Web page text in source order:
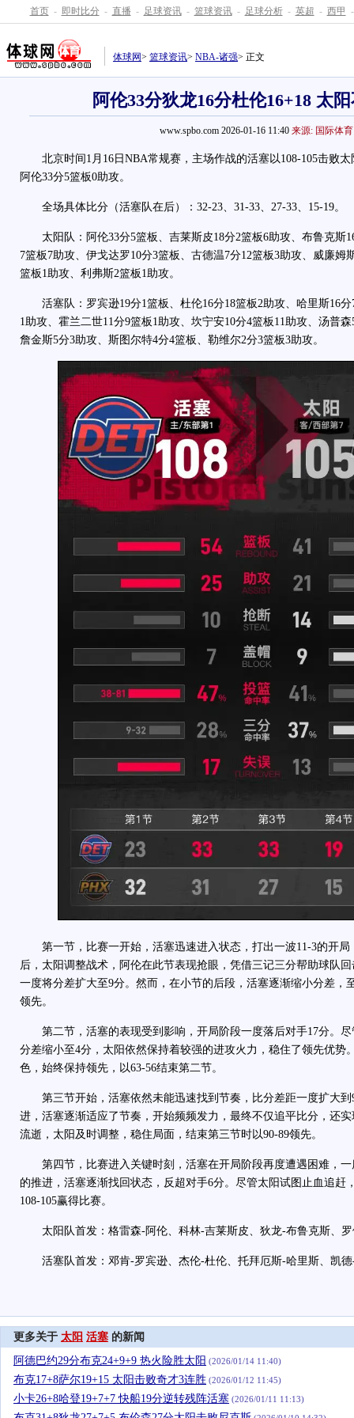
首页 - 即时比分 - 直播 - 足球资讯 - 篮球资讯 - 足球分析 - 英超 - 西甲 -
体球网> 篮球资讯> NBA-诸强> 正文
阿伦33分狄龙16分杜伦16+18 太
www.spbo.com 2026-01-16 11:40 来源: 国际体育
北京时间1月16日NBA常规赛，主场作战的活塞以108-105击败太
阿伦33分5篮板0助攻。
全场具体比分（活塞队在后）：32-23、31-33、27-33、15-19。
太阳队：阿伦33分5篮板、吉莱斯皮18分2篮板6助攻、布鲁克斯
7篮板7助攻、伊戈达罗10分3篮板、古德温7分12篮板3助攻、威廉姆
篮板1助攻、利弗斯2篮板1助攻。
活塞队：罗宾逊19分1篮板、杜伦16分18篮板2助攻、哈里斯16分
1助攻、霍兰二世11分9篮板1助攻、坎宁安10分4篮板11助攻、汤普
詹金斯5分3助攻、斯图尔特4分4篮板、勒维尔2分3篮板3助攻。
第一节，比赛一开始，活塞迅速进入状态，打出一波11-3的开局
后，太阳调整战术，阿伦在此节表现抢眼，凭借三记三分帮助球队
一度将分差扩大至9分。然而，在小节的后段，活塞逐渐缩小分差，
领先。
第二节，活塞的表现受到影响，开局阶段一度落后对手17分。尽
分差缩小至4分，太阳依然保持着较强的进攻火力，稳住了领先优势
色，始终保持领先，以63-56结束第二节。
第三节开始，活塞依然未能迅速找到节奏，比分差距一度扩大到
进，活塞逐渐适应了节奏，开始频频发力，最终不仅追平比分，还
流逝，太阳及时调整，稳住局面，结束第三节时以90-89领先。
第四节，比赛进入关键时刻，活塞在开局阶段再度遭遇困难，一
的推进，活塞逐渐找回状态，反超对手6分。尽管太阳试图止血追赶
108-105赢得比赛。
太阳队首发：格雷森-阿伦、科林-吉莱斯皮、狄龙-布鲁克斯、罗
活塞队首发：邓肯-罗宾逊、杰伦-杜伦、托拜厄斯-哈里斯、凯德
更多关于 太阳 活塞 的新闻
阿德巴约29分布克24+9+9 热火险胜太阳 (2026/01/14 11:40)
布克17+8萨尔19+15 太阳击败奇才3连胜 (2026/01/12 11:45)
小卡26+8哈登19+7+7 快船19分逆转残阵活塞 (2026/01/11 11:13)